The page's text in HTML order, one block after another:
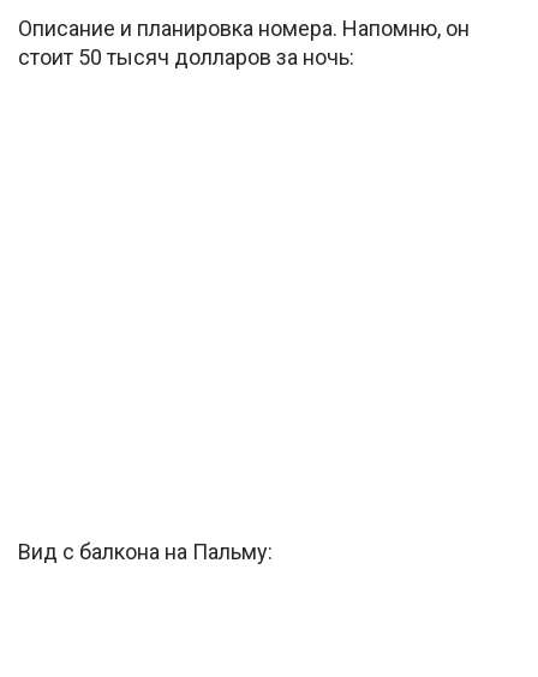
Описание и планировка номера. Напомню, он
стоит 50 тысяч долларов за ночь:
Вид с балкона на Пальму: